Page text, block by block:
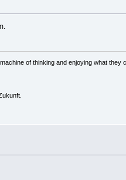
of thinking and enjoying what